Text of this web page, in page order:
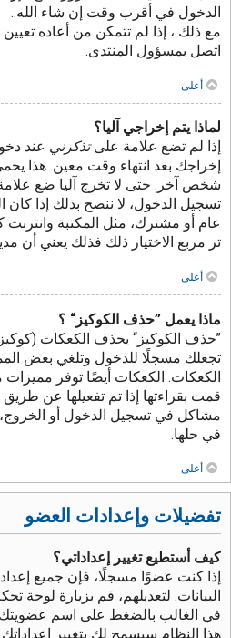
الدخول في أقرب وقت إن شاء الله..
مع ذلك ، إذا لم تتمكن من أعاده
اتصل بمسؤول المنتدى.
أعلى
لماذا يتم إخراجي آليا؟
إذا لم تضع علامة علىتذكرني عند
إخراجك بعد انتهاء وقت معين. هذا
شخص آخر. حتى لا تخرج آليا ضع
تسجيل الدخول، لا ننصح بذلك إذا كان
عام أو مشترك، مثل المكتبة وانترنت
تر مربع الاختيار ذلك فذلك يعني أن
أعلى
ماذا يعمل ”حذف الكوكيز“ ؟
”حذف الكوكيز“ يحذف الكعكات (كوكيز)
تجعلك مسجلًا للدخول وتلغي بعض
الكعكات. الكعكات أيضًا توفر مميزات
قمت بقراءتها إذا تم تفعيلها عن طريق
مشاكل في تسجيل الدخول أو
في حلها.
أعلى
تفضيلات وإعدادات العضو
كيف أستطيع تغيير إعداداتي؟
إذا كنت عضوًا مسجلًا، فإن جميع
البيانات. لتعديلهم، قم بزيارة لوحة
في الغالب بالضغط على اسم
هذا النظام سيسمح لك بتغيير